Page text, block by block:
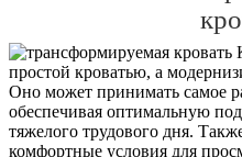
простой кроватью, а
Оно может принимать самое
обеспечивая оптимальную
тяжелого трудового дня.
комфортные условия для